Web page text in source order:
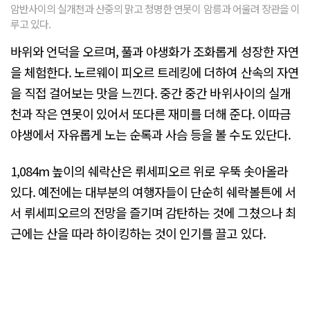
암반사이의 실개천과 산중의 맑고 청명한 연못이 암릉과 어울려 장관을 이
루고 있다.
바위와 언덕을 오르며, 풀과 야생화가 조화롭게 성장한 자연
을 체험한다. 노르웨이 피오르 트레킹에 더하여 산속의 자연
을 직접 걸어보는 맛을 느낀다. 중간 중간 바위사이의 실개
천과 작은 연못이 있어서 또다른 재미를 더해 준다. 이따금
야생에서 자유롭게 노는 순록과 사슴 등을 볼 수도 있단다.
1,084m 높이의 쉐락산은 뤼세피오르 위로 우뚝 솟아올라
있다. 예전에는 대부분의 여행자들이 단순히 쉐락볼튼에 서
서 뤼세피오르의 전망을 즐기며 감탄하는 것에 그쳤으나 최
근에는 산을 따라 하이킹하는 것이 인기를 끌고 있다.